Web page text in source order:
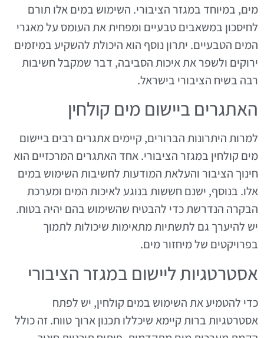
מים, במיוחד במגזר הציבורי. השימוש במים אלו תורם
לחיסכון במשאבים טבעיים ומפחית את העומס על מאגרי
המים הטבעיים. יתרון נוסף הוא היכולת להשקיע במיזמים
ירוקים ולשפר את איכות הסביבה, דבר שמקבל חשיבות
רבה בשיח הציבורי בישראל.
האתגרים ביישום מים קולחין
למרות היתרונות הברורים, קיימים אתגרים רבים ביישום
מים קולחין במגזר הציבורי. אחד האתגרים המרכזיים הוא
חינוך הציבור והעלאת המודעות לחשיבות השימוש במים
אלו. בנוסף, ישנם חששות בנוגע לאיכות המים ומערכת
הבקרה הנדרשת כדי להבטיח שהשימוש בהם יהיה בטוח.
יש להיערך גם לתשתיות מתאימות שיכולות לתמוך
בפרויקטים של מיחזור מים.
אסטרטגיות ליישום במגזר הציבורי
כדי להטמיע את השימוש במים קולחין, יש לפתח
אסטרטגיות ברות קיימא שיכללו תכנון ארוך טווח. זה כולל